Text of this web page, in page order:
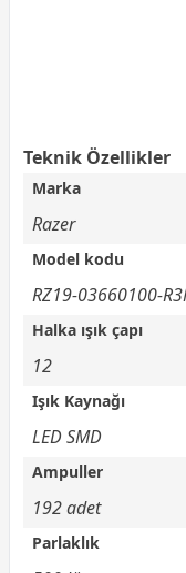
Teknik Özellikler
Marka
Razer
Model kodu
RZ19-03660100-
Halka ışık çapı
12
Işık Kaynağı
LED SMD
Ampuller
192 adet
Parlaklık